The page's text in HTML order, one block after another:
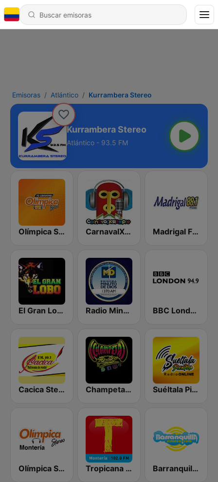
Emisoras Atlántico Kurrambera Stereo
Kurrambera Stereo
Atlántico - 93.5 FM
Olímpica Stereo - Medellín 104.9 FM CarnavalXSiempre Madrigal FM 88.1
El Gran Lobo Radio Minuto de Dios Barranquilla BBC London
Cacica Stereo Champeta Radio Suéltala Picotero
Olímpica Stereo Montería 90.5 FM Tropicana Montería Barranquilla Estereo